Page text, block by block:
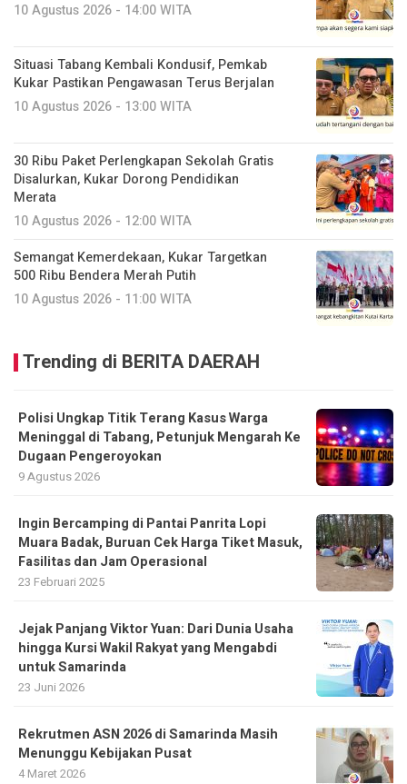
10 Agustus 2026 - 14:00 WITA
Situasi Tabang Kembali Kondusif, Pemkab
Kukar Pastikan Pengawasan Terus Berjalan
10 Agustus 2026 - 13:00 WITA
30 Ribu Paket Perlengkapan Sekolah Gratis
Disalurkan, Kukar Dorong Pendidikan
Merata
10 Agustus 2026 - 12:00 WITA
Semangat Kemerdekaan, Kukar Targetkan
500 Ribu Bendera Merah Putih
10 Agustus 2026 - 11:00 WITA
Trending di BERITA DAERAH
Polisi Ungkap Titik Terang Kasus Warga
Meninggal di Tabang, Petunjuk Mengarah Ke
Dugaan Pengeroyokan
9 Agustus 2026
Ingin Bercamping di Pantai Panrita Lopi
Muara Badak, Buruan Cek Harga Tiket Masuk,
Fasilitas dan Jam Operasional
23 Februari 2025
Jejak Panjang Viktor Yuan: Dari Dunia Usaha
hingga Kursi Wakil Rakyat yang Mengabdi
untuk Samarinda
23 Juni 2026
Rekrutmen ASN 2026 di Samarinda Masih
Menunggu Kebijakan Pusat
4 Maret 2026